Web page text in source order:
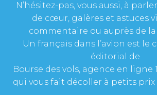
N’hésitez-pas, vous aussi, à
de cœur, galères et astuces
commentaire ou auprès de
Un français dans l’avion est le
éditorial de
Bourse des vols, agence en ligne
qui vous fait décoller à petits prix